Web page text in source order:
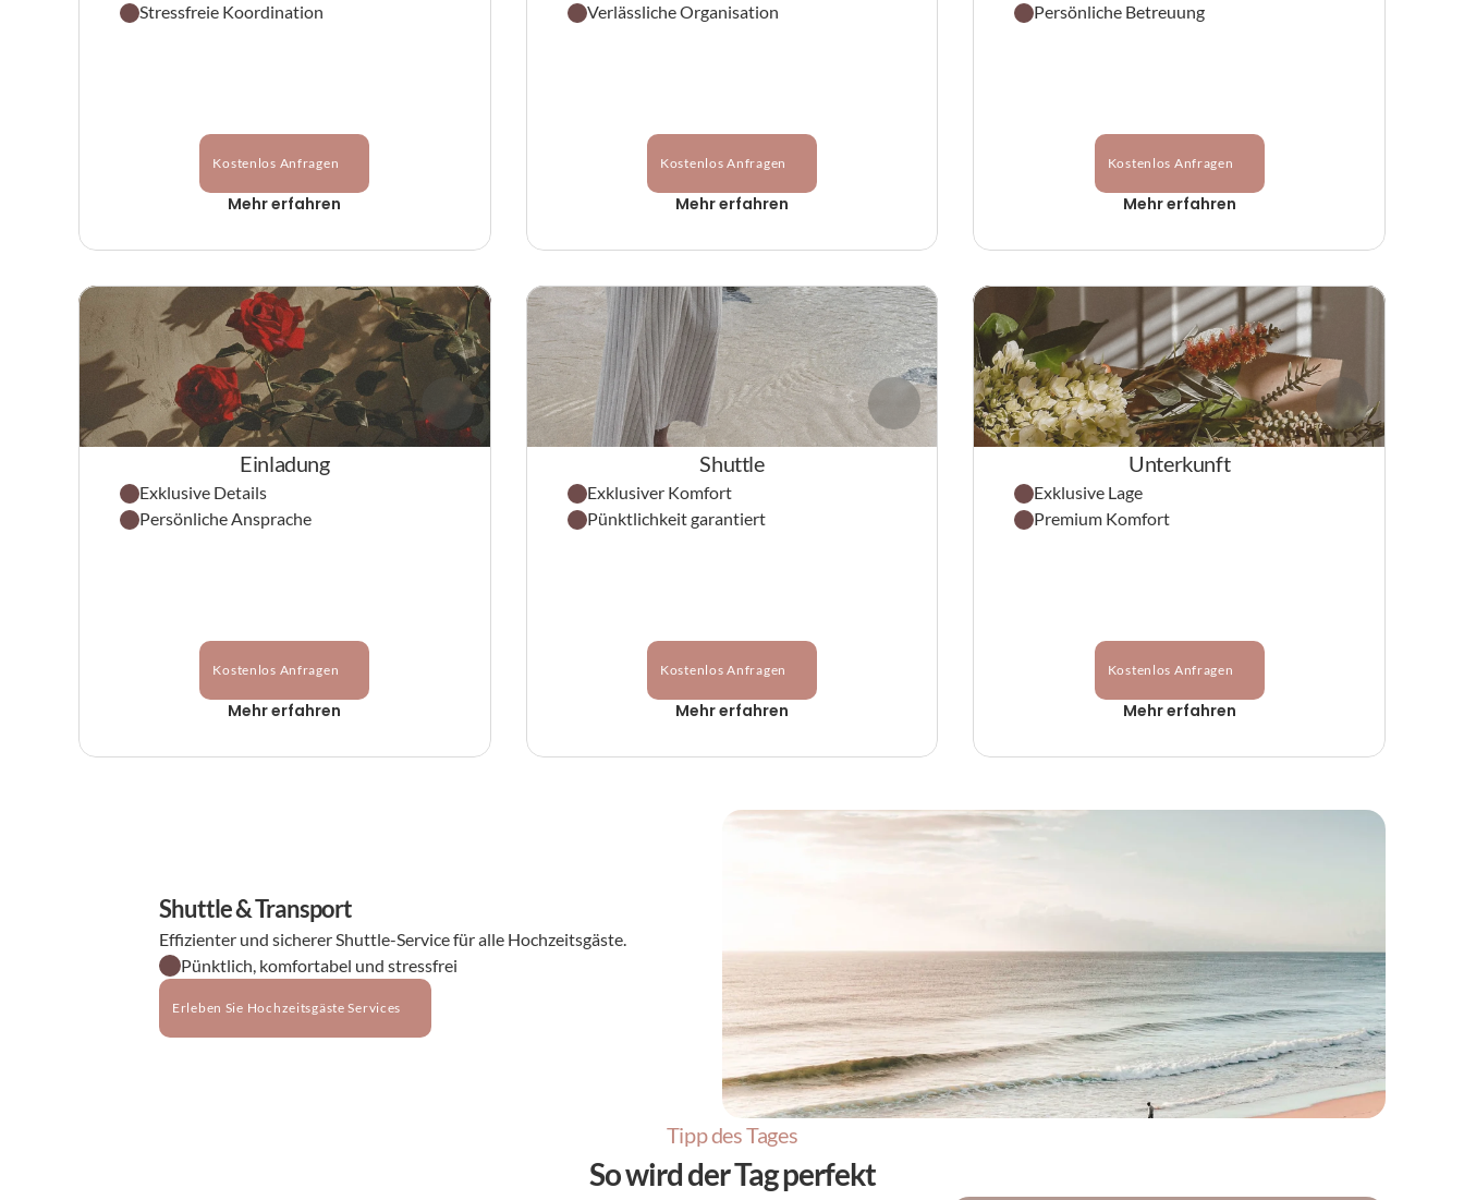
Stressfreie Koordination
Kostenlos Anfragen
Mehr erfahren
Verlässliche Organisation
Kostenlos Anfragen
Mehr erfahren
Persönliche Betreuung
Kostenlos Anfragen
Mehr erfahren
Einladung
Exklusive Details
Persönliche Ansprache
Kostenlos Anfragen
Mehr erfahren
Shuttle
Exklusiver Komfort
Pünktlichkeit garantiert
Kostenlos Anfragen
Mehr erfahren
Unterkunft
Exklusive Lage
Premium Komfort
Kostenlos Anfragen
Mehr erfahren
Shuttle & Transport
Effizienter und sicherer Shuttle-Service für alle Hochzeitsgäste.
Pünktlich, komfortabel und stressfrei
Erleben Sie Hochzeitsgäste Services
Tipp des Tages
So wird der Tag perfekt